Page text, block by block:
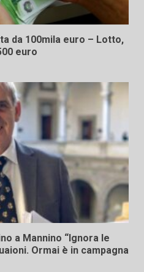
da 100mila euro – Lotto,
euro
a Mannino “Ignora le
Ormai è in campagna